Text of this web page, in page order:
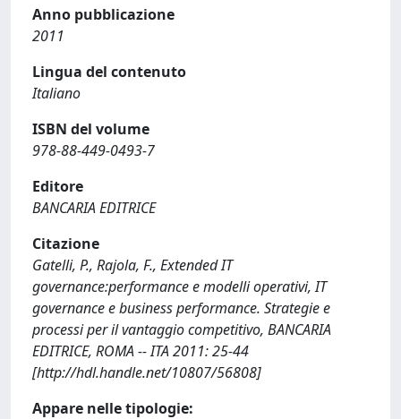
Anno pubblicazione
2011
Lingua del contenuto
Italiano
ISBN del volume
978-88-449-0493-7
Editore
BANCARIA EDITRICE
Citazione
Gatelli, P., Rajola, F., Extended IT
governance:performance e modelli operativi, IT
governance e business performance. Strategie e
processi per il vantaggio competitivo, BANCARIA
EDITRICE, ROMA -- ITA 2011: 25-44
[http://hdl.handle.net/10807/56808]
Appare nelle tipologie: